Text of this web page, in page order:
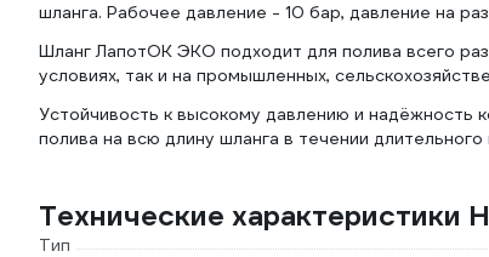
шланга. Рабочее давление - 10 бар, давление на
Шланг ЛапотОК ЭКО подходит для полива всего
условиях, так и на промышленных,
Устойчивость к высокому давлению и надёжность
полива на всю длину шланга в течении
Технические
Тип